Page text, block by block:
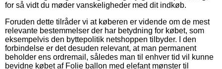
for så vidt du møder vanskeligheder med dit indkøb.
Foruden dette tilråder vi at køberen er vidende om de mest
relevante bestemmelser der har betydning for købet, som
eksempelvis den byttepolitik netshoppen tilbyder. I den
forbindelse er det desuden relevant, at man permanent
beholder ens ordremail, således man til enhver tid vil kunne
bevidne købet af Folie ballon med elefant mønster til